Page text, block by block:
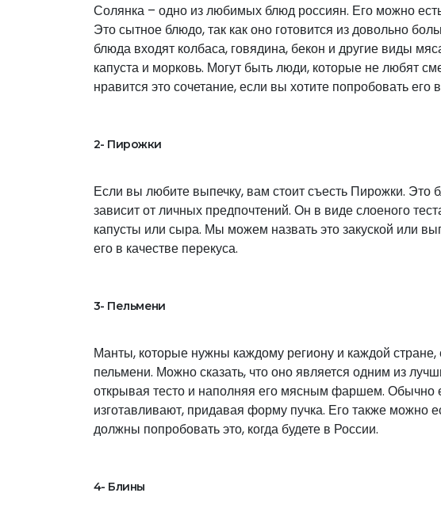
Солянка – одно из любимых блюд россиян. Его можно
Это сытное блюдо, так как оно готовится из довольно
блюда входят колбаса, говядина, бекон и другие виды
капуста и морковь. Могут быть люди, которые не любят
нравится это сочетание, если вы хотите попробовать его
2- Пирожки
Если вы любите выпечку, вам стоит съесть Пирожки. Это
зависит от личных предпочтений. Он в виде слоеного
капусты или сыра. Мы можем назвать это закуской или
его в качестве перекуса.
3- Пельмени
Манты, которые нужны каждому региону и каждой
пельмени. Можно сказать, что оно является одним из
открывая тесто и наполняя его мясным фаршем.
изготавливают, придавая форму пучка. Его также можно
должны попробовать это, когда будете в России.
4- Блины